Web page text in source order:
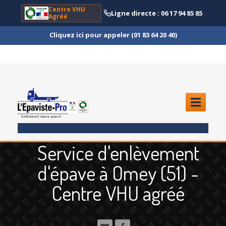
Centre VHU
Agréé
Ligne directe : 06 17 94 85 85
Cliquez ici pour appeler (01 83 64 20 40)
ENLÈVEMENTÉPAVE
Quoi?
Scooteret Moto
Camion
et Poids Lourd
Service d'enlèvement
d'épave à Omey (51) -
Centre VHU agréé